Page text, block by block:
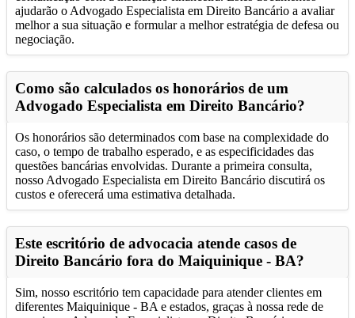
ajudarão o Advogado Especialista em Direito Bancário a avaliar
melhor a sua situação e formular a melhor estratégia de defesa ou
negociação.
Como são calculados os honorários de um
Advogado Especialista em Direito Bancário?
Os honorários são determinados com base na complexidade do
caso, o tempo de trabalho esperado, e as especificidades das
questões bancárias envolvidas. Durante a primeira consulta,
nosso Advogado Especialista em Direito Bancário discutirá os
custos e oferecerá uma estimativa detalhada.
Este escritório de advocacia atende casos de
Direito Bancário fora do Maiquinique - BA?
Sim, nosso escritório tem capacidade para atender clientes em
diferentes Maiquinique - BA e estados, graças à nossa rede de